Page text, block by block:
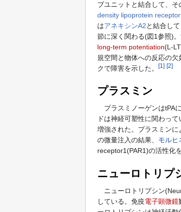
ブユニットと結合して、そ
density lipoprotein
はアネキシンA2と結合して
節に深く関わる(図1参照)
long-term potentiation(L-
規空間と物体への反応の欠
クで障害を示した。
[1 ] [2]
プラスミン
プラスミノーゲンはtPA
ドは神経可塑性に関わっ
増強された。プラスミンに
の微量注入の結果、 モルヒ
receptor1(PAR1)の活性化
ニューロトリプ
ニューロトリプシン
している。免疫電子顕微鏡